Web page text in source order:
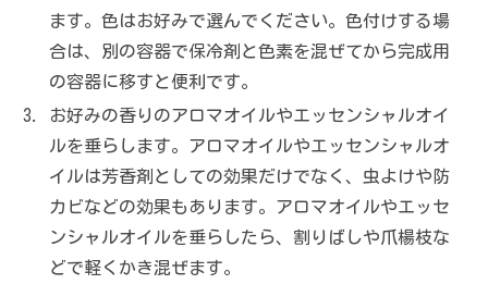
ます。色はお好みで選んでください。色付けする場
合は、別の容器で保冷剤と色素を混ぜてから完成用
の容器に移すと便利です。
お好みの香りのアロマオイルやエッセンシャルオイ
ルを垂らします。アロマオイルやエッセンシャルオ
イルは芳香剤としての効果だけでなく、虫よけや防
カビなどの効果もあります。アロマオイルやエッセ
ンシャルオイルを垂らしたら、割りばしや爪楊枝な
どで軽くかき混ぜます。